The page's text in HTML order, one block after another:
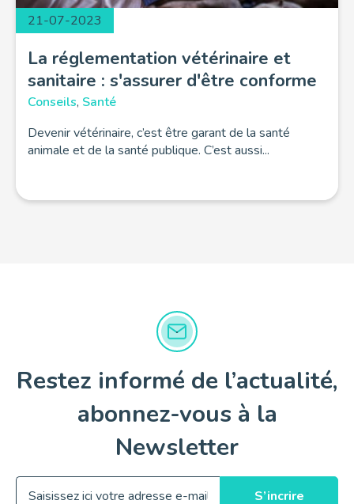
Conseils, Santé
La réglementation vétérinaire et
sanitaire : s'assurer d'être conforme
21-07-2023
Devenir vétérinaire, c’est être garant de la santé
animale et de la santé publique. C’est aussi...
Restez informé de l’actualité,
abonnez-vous à la
Newsletter